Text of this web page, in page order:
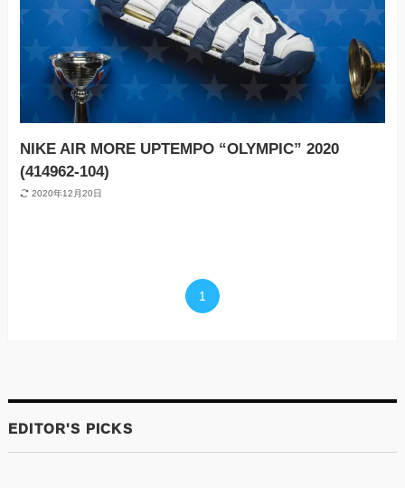
NIKE AIR MORE UPTEMPO “OLYMPIC” 2020
(414962-104)
2020年12月20日
1